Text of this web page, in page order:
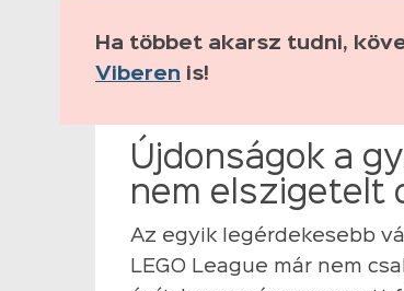
Ha többet akarsz tudni,
Viberen is!
Újdonságok a
nem elszigetelt
Az egyik legérdekesebb
LEGO League már nem